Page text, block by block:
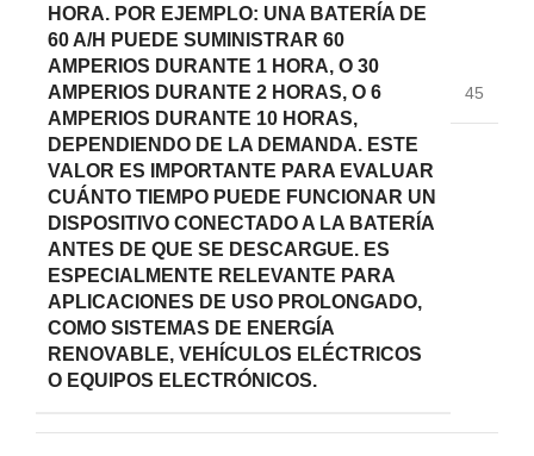
HORA. POR EJEMPLO: UNA BATERÍA DE
60 A/H PUEDE SUMINISTRAR 60
AMPERIOS DURANTE 1 HORA, O 30
AMPERIOS DURANTE 2 HORAS, O 6
AMPERIOS DURANTE 10 HORAS,
DEPENDIENDO DE LA DEMANDA. ESTE
VALOR ES IMPORTANTE PARA EVALUAR
CUÁNTO TIEMPO PUEDE FUNCIONAR UN
DISPOSITIVO CONECTADO A LA BATERÍA
ANTES DE QUE SE DESCARGUE. ES
ESPECIALMENTE RELEVANTE PARA
APLICACIONES DE USO PROLONGADO,
COMO SISTEMAS DE ENERGÍA
RENOVABLE, VEHÍCULOS ELÉCTRICOS
O EQUIPOS ELECTRÓNICOS.
45